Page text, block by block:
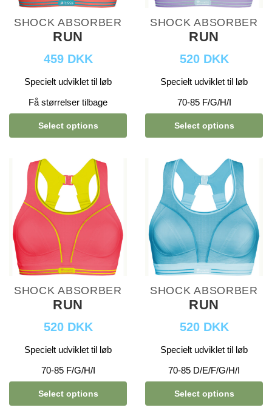
SHOCK ABSORBER
RUN
459 DKK
Specielt udviklet til løb
Få størrelser tilbage
Select options
SHOCK ABSORBER
RUN
520 DKK
Specielt udviklet til løb
70-85 F/G/H/I
Select options
SHOCK ABSORBER
RUN
520 DKK
Specielt udviklet til løb
70-85 F/G/H/I
Select options
SHOCK ABSORBER
RUN
520 DKK
Specielt udviklet til løb
70-85 D/E/F/G/H/I
Select options